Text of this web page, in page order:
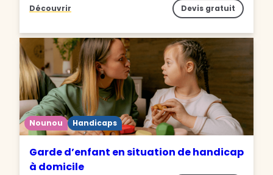
Découvrir Devis gratuit
Nounou Handicaps
Garde d’enfant en situation de handicap
à domicile